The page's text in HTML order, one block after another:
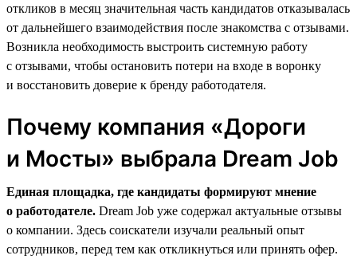
откликов в месяц значительная часть кандидатов отказывалась
от дальнейшего взаимодействия после знакомства с отзывами.
Возникла необходимость выстроить системную работу
с отзывами, чтобы остановить потери на входе в воронку
и восстановить доверие к бренду работодателя.
Почему компания «Дороги
и Мосты» выбрала Dream Job
Единая площадка, где кандидаты формируют мнение
о работодателе. Dream Job уже содержал актуальные отзывы
о компании. Здесь соискатели изучали реальный опыт
сотрудников, перед тем как откликнуться или принять офер.